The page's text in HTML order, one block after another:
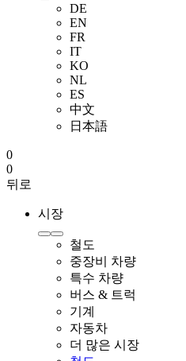
DE
EN
FR
IT
KO
NL
ES
中文
日本語
0
0
뒤로
시장
철도
중장비 차량
특수 차량
버스 & 트럭
기계
자동차
더 많은 시장